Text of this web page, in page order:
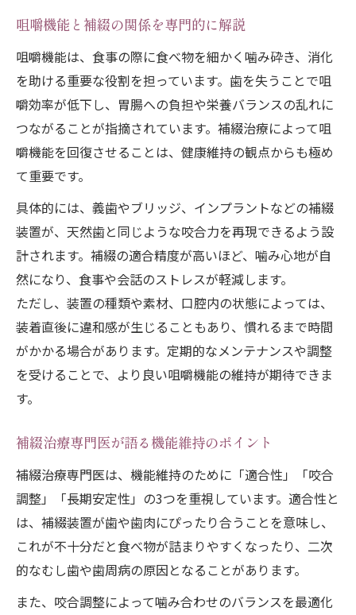
実際の事例から学ぶ補綴と健康維持
著名人も受けた補綴治療の背景を知る
補綴治療後の生活の質向上事例に学ぶ
補綴専門医が語る健康維持のポイント
補綴治療の選択がもたらす影響を考察
補綴治療の流れと注意すべき点
補綴治療の一般的な流れをわかりやすく
補綴治療中に注意すべきポイントまとめ
補綴治療専門医が伝える大切な準備事項
補綴治療のステップごとのポイント解説
補綴治療後のケアと健康維持の基礎知識
咀嚼機能と補綴の関係を専門的に解説
咀嚼機能は、食事の際に食べ物を細かく噛み砕き、消化
を助ける重要な役割を担っています。歯を失うことで咀
嚼効率が低下し、胃腸への負担や栄養バランスの乱れに
つながることが指摘されています。補綴治療によって咀
嚼機能を回復させることは、健康維持の観点からも極め
て重要です。
具体的には、義歯やブリッジ、インプラントなどの補綴
装置が、天然歯と同じような咬合力を再現できるよう設
計されます。補綴の適合精度が高いほど、噛み心地が自
然になり、食事や会話のストレスが軽減します。
ただし、装置の種類や素材、口腔内の状態によっては、
装着直後に違和感が生じることもあり、慣れるまで時間
がかかる場合があります。定期的なメンテナンスや調整
を受けることで、より良い咀嚼機能の維持が期待できま
す。
補綴治療専門医が語る機能維持のポイント
補綴治療専門医は、機能維持のために「適合性」「咬合
調整」「長期安定性」の3つを重視しています。適合性と
は、補綴装置が歯や歯肉にぴったり合うことを意味し、
これが不十分だと食べ物が詰まりやすくなったり、二次
的なむし歯や歯周病の原因となることがあります。
また、咬合調整によって噛み合わせのバランスを最適化